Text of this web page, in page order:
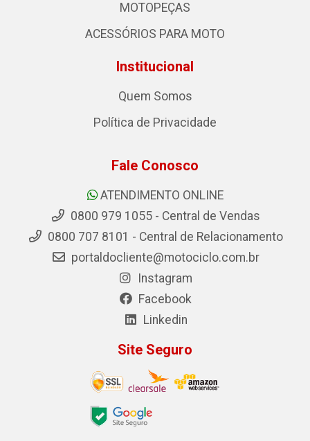
MOTOPEÇAS
ACESSÓRIOS PARA MOTO
Institucional
Quem Somos
Política de Privacidade
Fale Conosco
ATENDIMENTO ONLINE
0800 979 1055 - Central de Vendas
0800 707 8101 - Central de Relacionamento
portaldocliente@motociclo.com.br
Instagram
Facebook
Linkedin
Site Seguro